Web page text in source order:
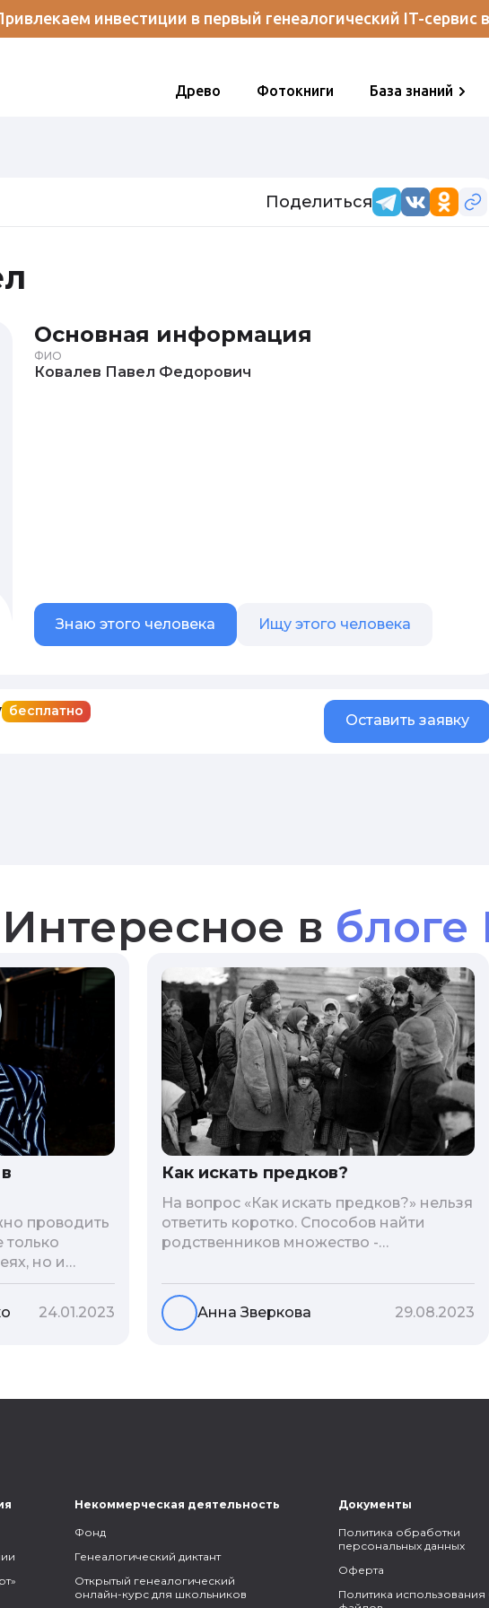
инвестиции в первый генеалогический IT-сервис
Древо Фотокниги База знаний
Поделиться
Основная информация
ФИО
Ковалев Павел Федорович
Знаю этого человека Ищу этого человека
бесплатно
Оставить заявку
Интересное в блоге
проводить
только
но и
Сегодня
с ними
24.01.2023
Как искать предков?
На вопрос «Как искать предков?» нельзя
ответить коротко. Способов найти
родственников множество -
социальные сети, ДНК-тесты, онлайн-
базы. Именно поэтому мы сделали для
вас подборку лучших статей блога
Анна Зверкова 29.08.2023
Некоммерческая деятельность
Фонд
Генеалогический диктант
Открытый генеалогический
онлайн-курс для школьников
Документы
Политика обработки
персональных данных
Оферта
Политика использования